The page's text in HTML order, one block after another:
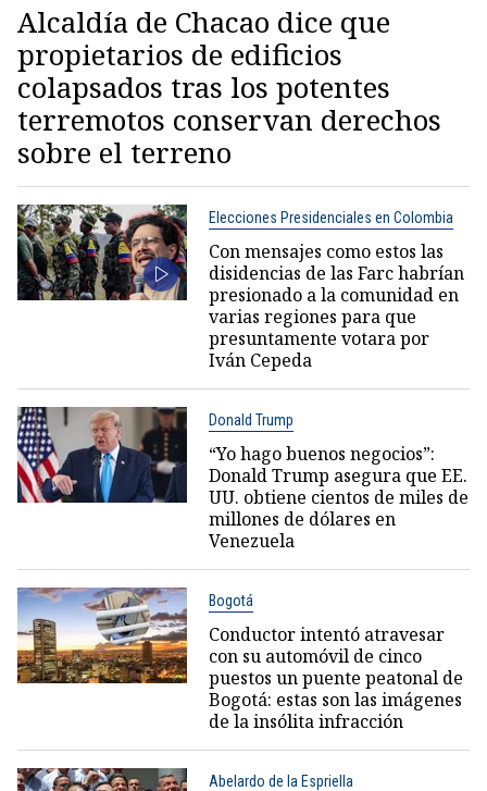
Alcaldía de Chacao dice que
propietarios de edificios
colapsados tras los potentes
terremotos conservan derechos
sobre el terreno
Elecciones Presidenciales en Colombia
Con mensajes como estos las
disidencias de las Farc habrían
presionado a la comunidad en
varias regiones para que
presuntamente votara por
Iván Cepeda
Donald Trump
“Yo hago buenos negocios”:
Donald Trump asegura que EE.
UU. obtiene cientos de miles de
millones de dólares en
Venezuela
Bogotá
Conductor intentó atravesar
con su automóvil de cinco
puestos un puente peatonal de
Bogotá: estas son las imágenes
de la insólita infracción
Abelardo de la Espriella